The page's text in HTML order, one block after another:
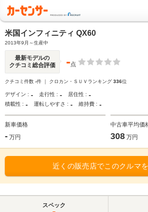
米国インフィニティ QX60
2013年9月～生産中
最新モデルの
クチコミ総合評価
-点
クチコミ件数 -件 ｜ クロカン・ＳＵＶランキング 336位
デザイン : - 走行性 : - 居住性 : -
積載性 : - 運転しやすさ : - 維持費 : -
新車価格
- 万円
中古車平均価
308 万円
近くの販売店でこのクルマ
スペック